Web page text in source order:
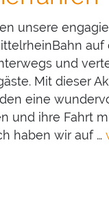
unsere
auf
und
Mit dieser
eine
und ihre Fahrt
haben wir auf …